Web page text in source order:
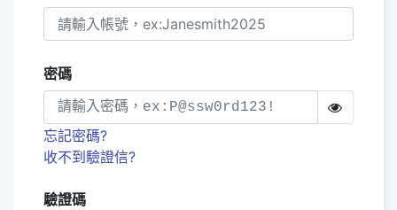
密碼
忘記密碼?
收不到驗證信?
驗證碼